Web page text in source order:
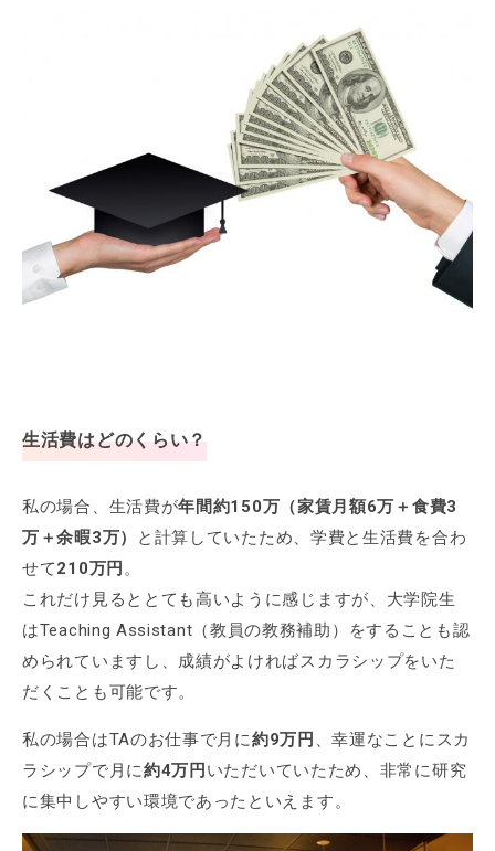
生活費はどのくらい？
私の場合、生活費が年間約150万（家賃月額6万＋食費3
万＋余暇3万）
と計算していたため、学費と生活費を合わ
せて210万円 。
これだけ見るととても高いように感じますが、大学院生
はTeaching Assistant（教員の教務補助）をすることも認
められていますし、成績がよければスカラシップをいた
だくことも可能です。
私の場合はTAのお仕事で月に約9万円 、幸運なことにスカ
ラシップで月に約4万円 いただいていたため、非常に研究
に集中しやすい環境であったといえます。